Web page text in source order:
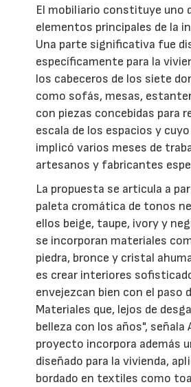
El mobiliario constituye uno
elementos principales de la
Una parte significativa fue
específicamente para la
los cabeceros de los siete
como sofás, mesas,
con piezas concebidas para
escala de los espacios y
implicó varios meses de
artesanos y fabricantes
La propuesta se articula a
paleta cromática de tonos
ellos beige, taupe, ivory y
se incorporan materiales
piedra, bronce y cristal
es crear interiores
envejezcan bien con el paso
Materiales que, lejos de
belleza con los años", señala
proyecto incorpora además
diseñado para la vivienda,
bordado en textiles como